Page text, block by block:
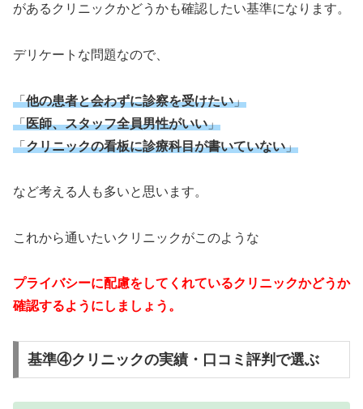
があるクリニックかどうかも確認したい基準になります。
デリケートな問題なので、
「他の患者と会わずに診察を受けたい」
「医師、スタッフ全員男性がいい」
「クリニックの看板に診療科目が書いていない」
など考える人も多いと思います。
これから通いたいクリニックがこのような
プライバシーに配慮をしてくれているクリニックかどうか
確認するようにしましょう。
基準④クリニックの実績・口コミ評判で選ぶ